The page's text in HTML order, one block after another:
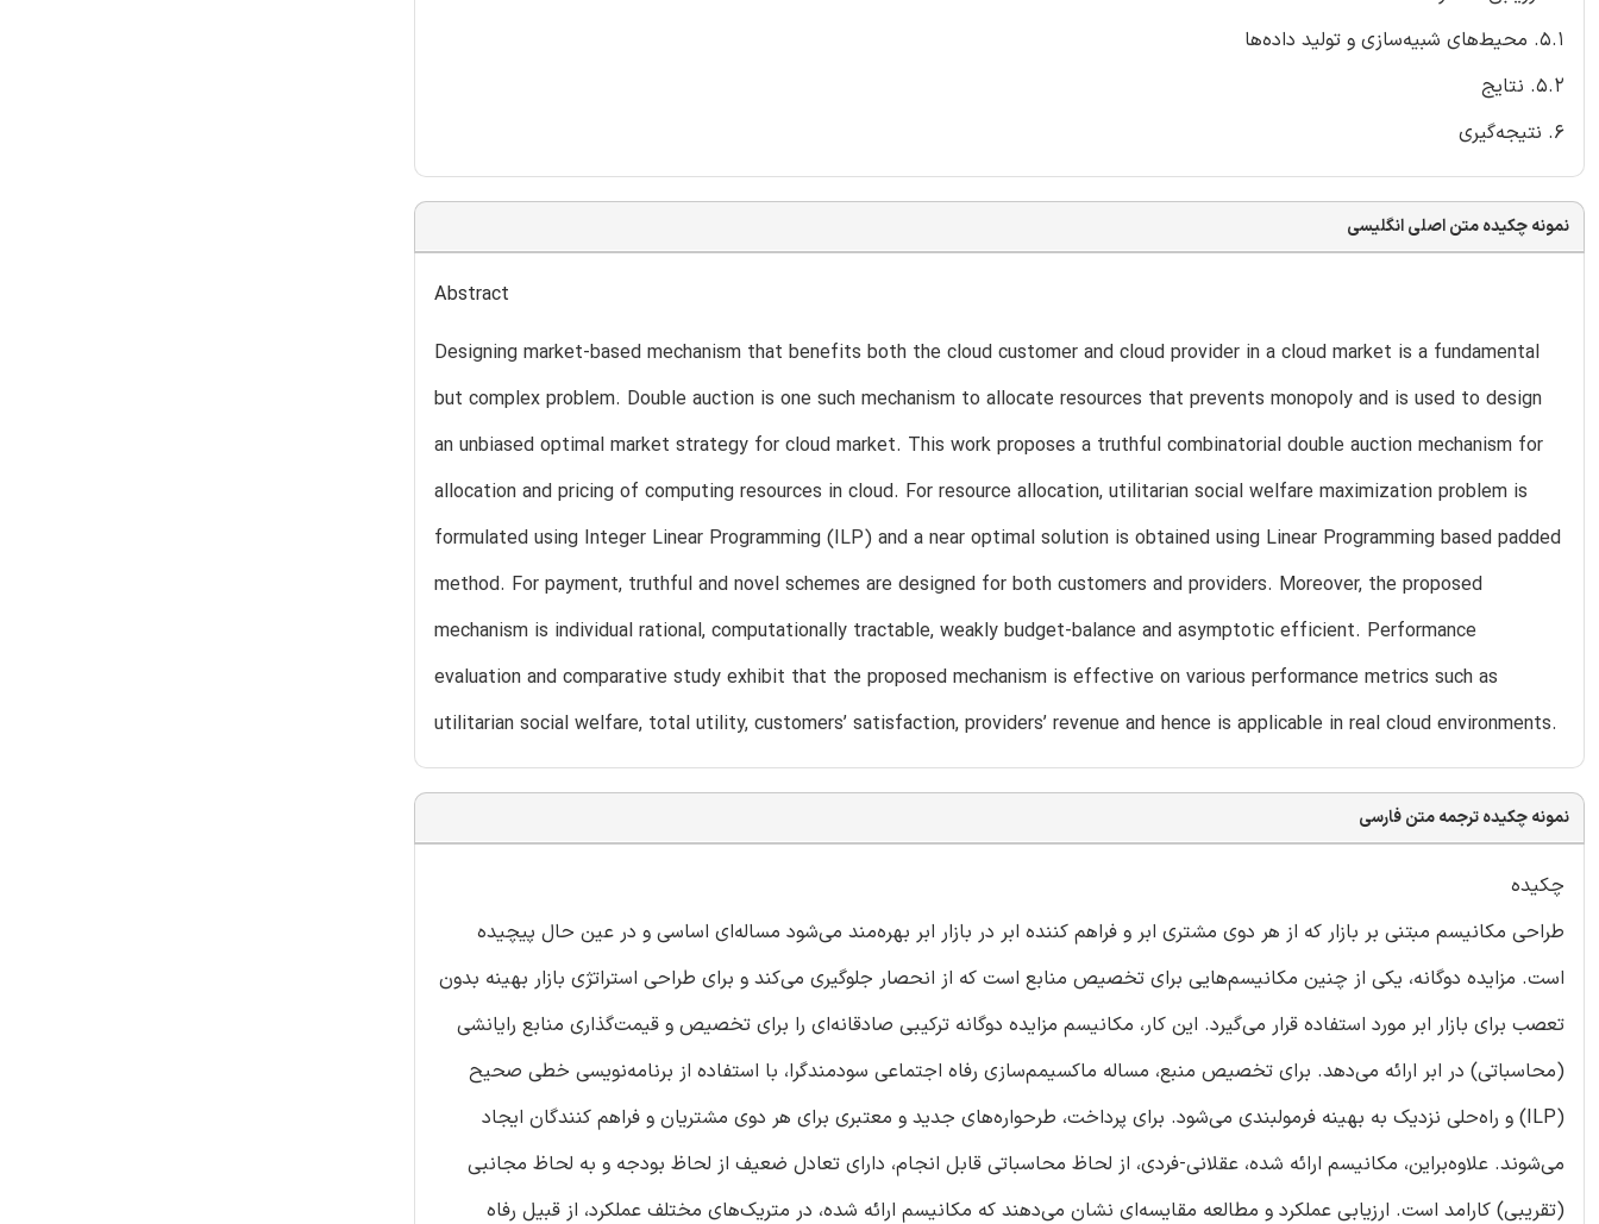
5.1. محیط‌های شبیه‌سازی و تولید داده‌ها
5.2. نتایج
6. نتیجه‌گیری
نمونه چکیده متن اصلی انگلیسی
Abstract
Designing market-based mechanism that benefits both the cloud customer and cloud provider in a cloud market is a fundamental
but complex problem. Double auction is one such mechanism to allocate resources that prevents monopoly and is used to design
an unbiased optimal market strategy for cloud market. This work proposes a truthful combinatorial double auction mechanism for
allocation and pricing of computing resources in cloud. For resource allocation, utilitarian social welfare maximization problem is
formulated using Integer Linear Programming (ILP) and a near optimal solution is obtained using Linear Programming based padded
method. For payment, truthful and novel schemes are designed for both customers and providers. Moreover, the proposed
mechanism is individual rational, computationally tractable, weakly budget-balance and asymptotic efficient. Performance
evaluation and comparative study exhibit that the proposed mechanism is effective on various performance metrics such as
utilitarian social welfare, total utility, customers’ satisfaction, providers’ revenue and hence is applicable in real cloud environments.
نمونه چکیده ترجمه متن فارسی
چکیده
طراحی مکانیسم مبتنی بر بازار که از هر دوی مشتری ابر و فراهم کننده ابر در بازار ابر بهره‌مند می‌شود مساله‌ای اساسی و در عین حال پیچیده
است. مزایده دوگانه، یکی از چنین مکانیسم‌هایی برای تخصیص منابع است که از انحصار جلوگیری می‌کند و برای طراحی استراتژی بازار بهینه بدون
تعصب برای بازار ابر مورد استفاده قرار می‌گیرد. این کار، مکانیسم مزایده دوگانه ترکیبی صادقانه‌ای را برای تخصیص و قیمت‌گذاری منابع رایانشی
(محاسباتی) در ابر ارائه می‌دهد. برای تخصیص منبع، مساله ماکسیمم‌سازی رفاه اجتماعی سودمندگرا، با استفاده از برنامه‌نویسی خطی صحیح
(ILP) و راه‌حلی نزدیک به بهینه فرمولبندی می‌شود. برای پرداخت، طرحواره‌های جدید و معتبری برای هر دوی مشتریان و فراهم کنندگان ایجاد
می‌شوند. علاوه‌براین، مکانیسم ارائه شده، عقلانی-فردی، از لحاظ محاسباتی قابل انجام، دارای تعادل ضعیف از لحاظ بودجه و به لحاظ مجانبی
(تقریبی) کارامد است. ارزیابی عملکرد و مطالعه مقایسه‌ای نشان می‌دهند که مکانیسم ارائه شده، در متریک‌های مختلف عملکرد، از قبیل رفاه